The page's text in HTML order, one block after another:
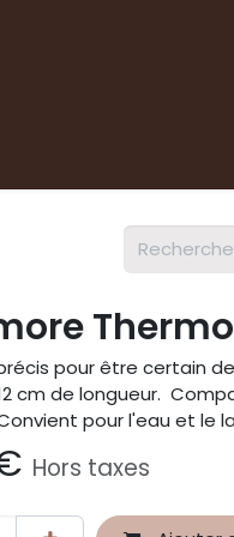
pour être certain
cm de longueur.
pour l'eau et le
Hors taxes